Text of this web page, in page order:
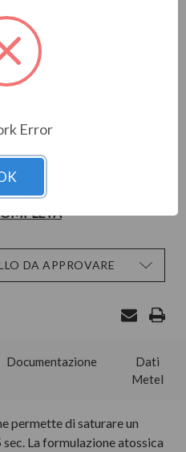
permette di saturare un
utilizzabile in molteplici
Il fumogeno dotato di
DA APPROVARE
Documentazione
Dati
Metel
permette di saturare un
La formulazione atossica
Error